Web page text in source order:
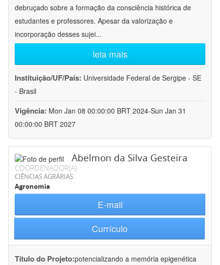
debruçado sobre a formação da consciência histórica de
estudantes e professores. Apesar da valorização e
incorporação desses sujei...
leia mais
Instituição/UF/País: Universidade Federal de Sergipe - SE
- Brasil
Vigência: Mon Jan 08 00:00:00 BRT 2024-Sun Jan 31
00:00:00 BRT 2027
Abelmon da Silva Gesteira
COORDENADOR(A)
CIÊNCIAS AGRÁRIAS
Agronomia
E-mail
Currículo
Título do Projeto:potencializando a memória epigenética